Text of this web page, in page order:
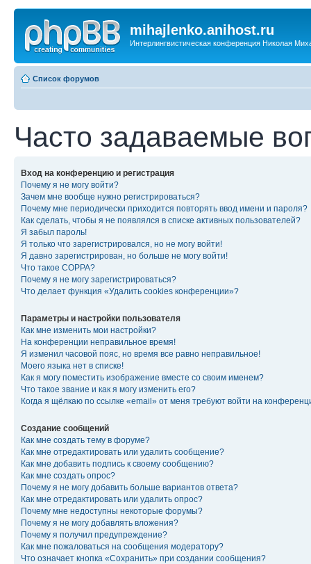
mihajlenko.anihost.ru
Интерлингвистическая конференция Николая
Список форумов
Часто задаваемые
Вход на конференцию и регистрация
Почему я не могу войти?
Зачем мне вообще нужно регистрироваться?
Почему мне периодически приходится повторять ввод имени и пароля?
Как сделать, чтобы я не появлялся в списке активных пользователей?
Я забыл пароль!
Я только что зарегистрировался, но не могу войти!
Я давно зарегистрирован, но больше не могу войти!
Что такое COPPA?
Почему я не могу зарегистрироваться?
Что делает функция «Удалить cookies конференции»?
Параметры и настройки пользователя
Как мне изменить мои настройки?
На конференции неправильное время!
Я изменил часовой пояс, но время все равно неправильное!
Моего языка нет в списке!
Как я могу поместить изображение вместе со своим именем?
Что такое звание и как я могу изменить его?
Когда я щёлкаю по ссылке «email» от меня требуют войти на
Создание сообщений
Как мне создать тему в форуме?
Как мне отредактировать или удалить сообщение?
Как мне добавить подпись к своему сообщению?
Как мне создать опрос?
Почему я не могу добавить больше вариантов ответа?
Как мне отредактировать или удалить опрос?
Почему мне недоступны некоторые форумы?
Почему я не могу добавлять вложения?
Почему я получил предупреждение?
Как мне пожаловаться на сообщения модератору?
Что означает кнопка «Сохранить» при создании сообщения?